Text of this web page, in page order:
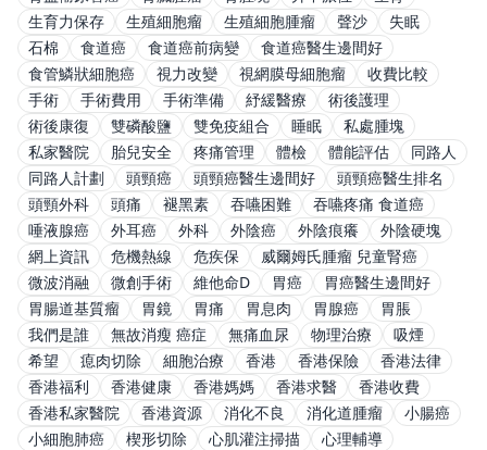
生育力保存
生殖細胞瘤 生殖細胞腫瘤 聲沙
失眠
石棉
食道癌 食道癌前病變
食道癌醫生邊間好
食管鱗狀細胞癌
視力改變 視網膜母細胞瘤
收費比較
手術
手術費用 手術準備 紓緩醫療
術後護理
術後康復
雙磷酸鹽 雙免疫組合 睡眠
私處腫塊
私家醫院
胎兒安全 疼痛管理 體檢 體能評估
同路人
同路人計劃
頭頸癌 頭頸癌醫生邊間好
頭頸癌醫生排名
頭頸外科
頭痛 褪黑素 吞嚥困難
吞嚥疼痛 食道癌
唾液腺癌
外耳癌 外科 外陰癌 外陰痕癢
外陰硬塊
網上資訊
危機熱線 危疾保
威爾姆氏腫瘤 兒童腎癌
微波消融
微創手術 維他命D 胃癌
胃癌醫生邊間好
胃腸道基質瘤
胃鏡 胃痛 胃息肉 胃腺癌
胃脹
我們是誰
無故消瘦 癌症 無痛血尿 物理治療
吸煙
希望
瘜肉切除 細胞治療 香港 香港保險
香港法律
香港福利
香港健康 香港媽媽 香港求醫
香港收費
香港私家醫院
香港資源 消化不良 消化道腫瘤
小腸癌
小細胞肺癌
楔形切除 心肌灌注掃描
心理輔導